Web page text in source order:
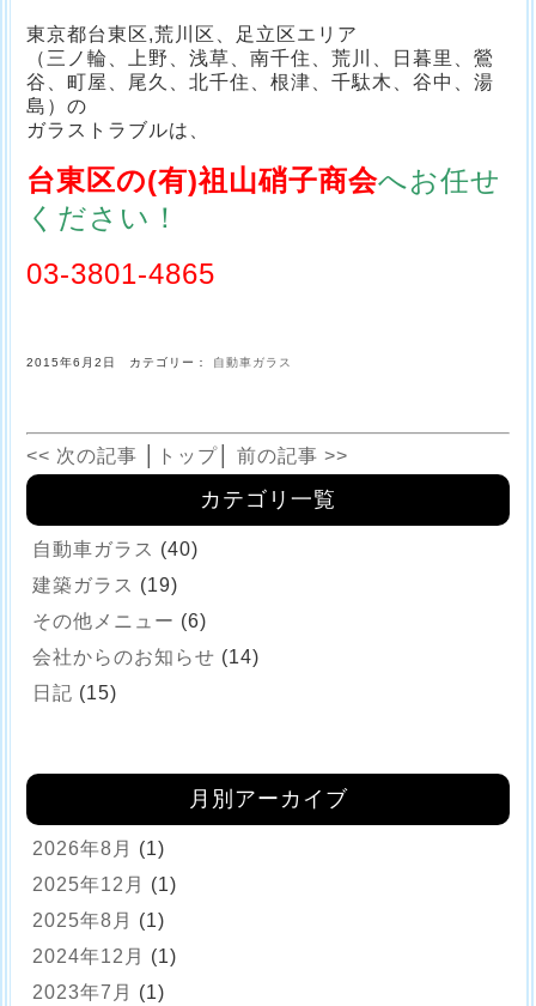
東京都台東区,荒川区、足立区エリア
（三ノ輪、上野、浅草、南千住、荒川、日暮里、鶯
谷、町屋、尾久、北千住、根津、千駄木、谷中、湯
島）の
ガラストラブルは、
台東区の(有)祖山硝子商会へお任せ
ください！
03-3801-4865
2015年6月2日 カテゴリー： 自動車ガラス
<< 次の記事 トップ │前の記事 >>
カテゴリ一覧
自動車ガラス (40)
建築ガラス (19)
その他メニュー (6)
会社からのお知らせ (14)
日記 (15)
月別アーカイブ
2026年8月
(1)
2025年12月
(1)
2025年8月
(1)
2024年12月
(1)
2023年7月
(1)